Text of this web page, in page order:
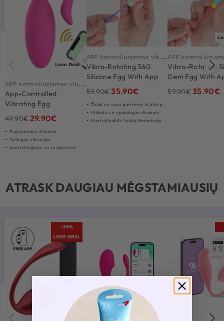
Love Deal
A
PP kontroliuojamas vibruojantis kiaušinis
App-Controlled
Vibrating Egg
49.90€29.90€
Ergonominis dizainas
Galingos vibracijos
kontroliuojama su programėle
A
PP kontroliuojamas vibruojantis kiaušinis
Vibro-Rotating 360
Silicone Egg With App
59.90€35.90€
Žaisk su savo partneriu iš kito pasaulio pusės
Unikalus ir spalvingas dizainas
Kontroliuokite žaislą išmaniuoju telefonu
Vibro-Rotating
Gem Egg With
59.90€35.90€
ATRASK DAUGIAU MĖGSTAMIAUSIŲ
-44%
LOVE DEAL
Love Deal